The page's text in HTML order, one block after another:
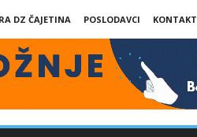
DZ ČAJETINA POSLODAVCI
KONTAKT